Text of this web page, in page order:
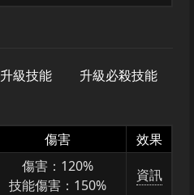
升級技能
升級必殺技能
傷害 效果
傷害：120%
技能傷害：150%
資訊